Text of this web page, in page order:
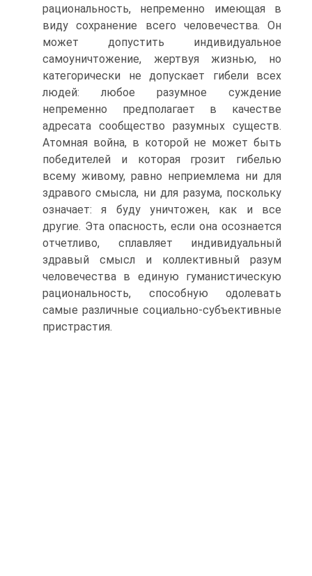
рациональность, непременно имеющая в
виду сохранение всего человечества. Он
может допустить индивидуальное
самоуничтожение, жертвуя жизнью, но
категорически не допускает гибели всех
людей: любое разумное суждение
непременно предполагает в качестве
адресата сообщество разумных существ.
Атомная война, в которой не может быть
победителей и которая грозит гибелью
всему живому, равно неприемлема ни для
здравого смысла, ни для разума, поскольку
означает: я буду уничтожен, как и все
другие. Эта опасность, если она осознается
отчетливо, сплавляет индивидуальный
здравый смысл и коллективный разум
человечества в единую гуманистическую
рациональность, способную одолевать
самые различные социально-субъективные
пристрастия.